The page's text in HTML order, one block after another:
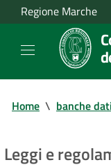
Regione Marche
Home \ banche
Leggi e